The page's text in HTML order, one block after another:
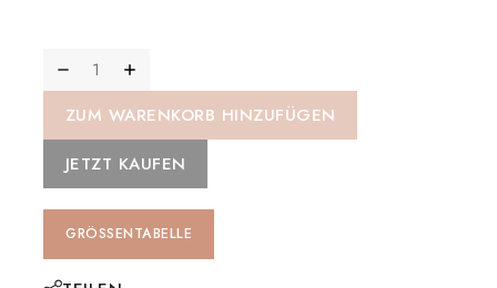
ZUM WARENKORB HINZUFÜGEN
JETZT KAUFEN
GRÖSSENTABELLE